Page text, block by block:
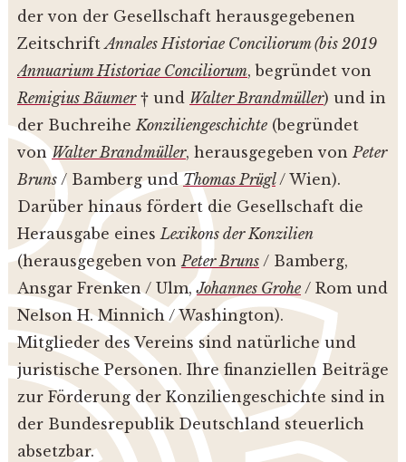
der von der Gesellschaft herausgegebenen
ZeitschriftAnnales Historiae Conciliorum (bis 2019
Annuarium Historiae Conciliorum, begründet von
Remigius Bäumer † und Walter Brandmüller) und in
der BuchreiheKonziliengeschichte (begründet
vonWalter Brandmüller, herausgegeben vonPeter
Bruns / Bamberg und Thomas Prügl / Wien).
Darüber hinaus fördert die Gesellschaft die
Herausgabe einesLexikons der Konzilien
(herausgegeben vonPeter Bruns / Bamberg,
Ansgar Frenken / Ulm,Johannes Grohe / Rom und
Nelson H. Minnich / Washington).
Mitglieder des Vereins sind natürliche und
juristische Personen. Ihre finanziellen Beiträge
zur Förderung der Konziliengeschichte sind in
der Bundesrepublik Deutschland steuerlich
absetzbar.